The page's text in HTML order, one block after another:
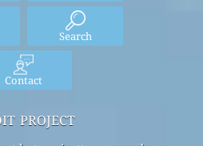
Search
Contact
project